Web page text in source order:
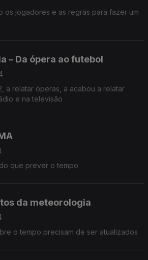
os jogadores e as regras para fazer um
– Da ópera ao futebol
a relatar óperas, a acabou a relatar
e na televisão
que prever o tempo
da meteorologia
o tempo precisam de ser atualizados